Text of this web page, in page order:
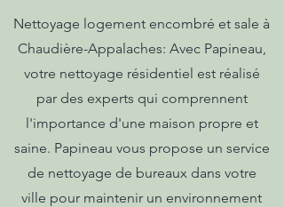
Nettoyage logement encombré et sale à
Chaudière-Appalaches: Avec Papineau,
votre nettoyage résidentiel est réalisé
par des experts qui comprennent
l'importance d'une maison propre et
saine. Papineau vous propose un service
de nettoyage de bureaux dans votre
ville pour maintenir un environnement